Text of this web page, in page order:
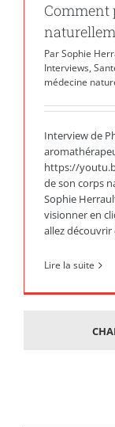
Comment
ParSophie
Interviews,
médecine
Interview de
https://
de son corps
Sophie
visionner en
allez
Lire la suite